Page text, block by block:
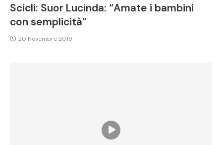
Scicli: Suor Lucinda: “Amate i bambini
con semplicità”
20 Novembre 2019